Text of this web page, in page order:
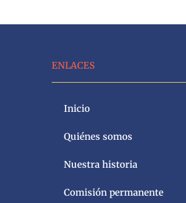
ENLACES
Inicio
Quiénes somos
Nuestra historia
Comisión permanente